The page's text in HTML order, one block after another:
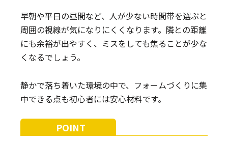
早朝や平日の昼間など、人が少ない時間帯を選ぶと
周囲の視線が気になりにくくなります。隣との距離
にも余裕が出やすく、ミスをしても焦ることが少な
くなるでしょう。
静かで落ち着いた環境の中で、フォームづくりに集
中できる点も初心者には安心材料です。